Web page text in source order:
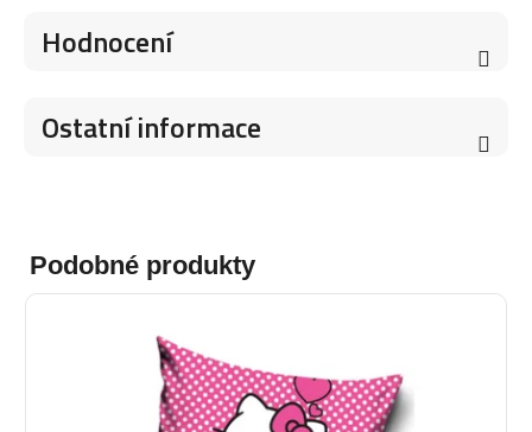
Hodnocení
Ostatní informace
Podobné produkty